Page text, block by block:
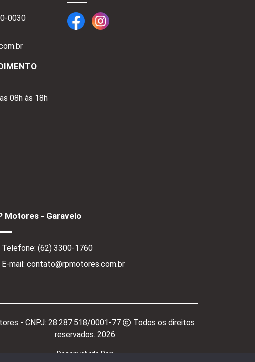
0030
08h às 18h
Motores - Garavelo
Telefone: (62) 3300-1760
E-mail: contato@rpmotores.com.br
- CNPJ: 28.287.518/0001-77
Todos os direitos
reservados. 2026
Desenvolvido Por: